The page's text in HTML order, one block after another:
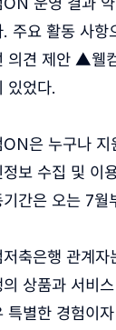
. 주요 활동 사
의견 제안 ▲웰
있었다.
ON은 누구나 지
정보 수집 및 이
기간은 오는 7월
저축은행 관계
의 상품과 서비
특별한 경험이